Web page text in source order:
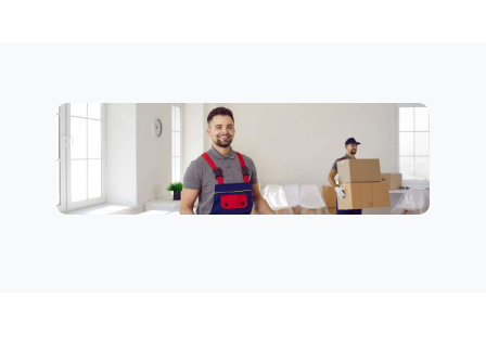
Möbeltransport
International